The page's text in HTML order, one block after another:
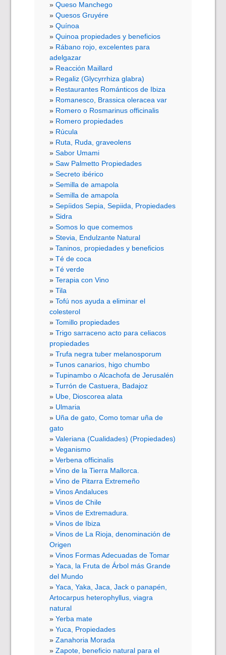
Queso Manchego
Quesos Gruyére
Quínoa
Quinoa propiedades y beneficios
Rábano rojo, excelentes para
adelgazar
Reacción Maillard
Regaliz (Glycyrrhiza glabra)
Restaurantes Románticos de Ibiza
Romanesco, Brassica oleracea var
Romero o Rosmarinus officinalis
Romero propiedades
Rúcula
Ruta, Ruda, graveolens
Sabor Umami
Saw Palmetto Propiedades
Secreto ibérico
Semilla de amapola
Semilla de amapola
Sepíidos Sepia, Sepiida, Propiedades
Sidra
Somos lo que comemos
Stevia, Endulzante Natural
Taninos, propiedades y beneficios
Té de coca
Té verde
Terapia con Vino
Tila
Tofú nos ayuda a eliminar el
colesterol
Tomillo propiedades
Trigo sarraceno acto para celiacos
propiedades
Trufa negra tuber melanosporum
Tunos canarios, higo chumbo
Tupinambo o Alcachofa de Jerusalén
Turrón de Castuera, Badajoz
Ube, Dioscorea alata
Ulmaria
Uña de gato, Como tomar uña de
gato
Valeriana (Cualidades) (Propiedades)
Veganismo
Verbena officinalis
Vino de la Tierra Mallorca.
Vino de Pitarra Extremeño
Vinos Andaluces
Vinos de Chile
Vinos de Extremadura.
Vinos de Ibiza
Vinos de La Rioja, denominación de
Origen
Vinos Formas Adecuadas de Tomar
Yaca, la Fruta de Árbol más Grande
del Mundo
Yaca, Yaka, Jaca, Jack o panapén,
Artocarpus heterophyllus, viagra
natural
Yerba mate
Yuca, Propiedades
Zanahoria Morada
Zapote, beneficio natural para el